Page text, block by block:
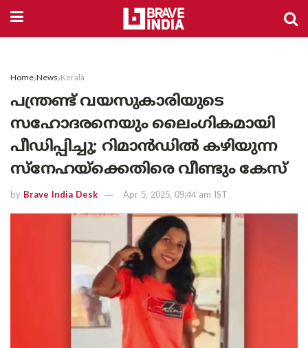
Home News Kerala
പന്ത്രണ്ട് വയസുകാരിയുടെ
സഹോദരനെയും ലൈംഗികമായി
പീഡിപ്പിച്ചു; റിമാൻഡിൽ കഴിയുന്ന
സ്‌നേഹയ്‌ക്കെതിരെ വീണ്ടും കേസ്
by Brave India Desk Apr 5, 2025, 09:44 am IST